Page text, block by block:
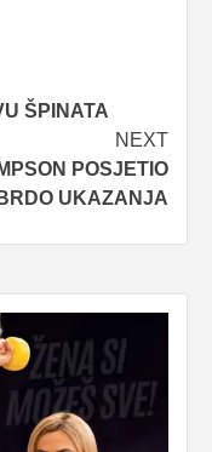
ŠPINATA
NEXT
POSJETIO
UKAZANJA